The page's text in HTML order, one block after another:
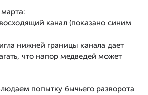
канал (показано синим
нижней границы канала дает
что напор медведей может
попытку бычьего разворота